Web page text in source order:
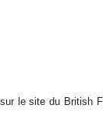
le site du British